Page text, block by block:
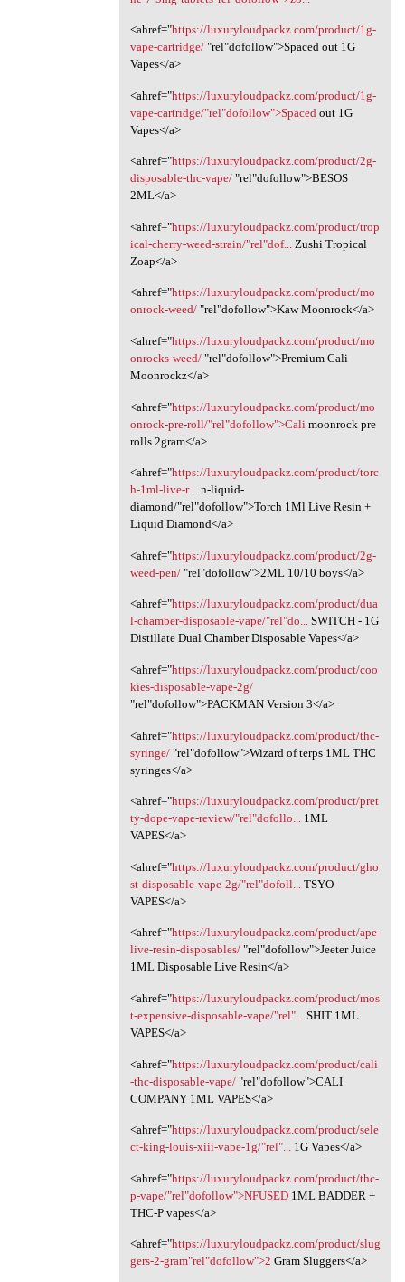
<ahref="https://luxuryloudpackz.com/product/1g-
vape-cartridge/‎"rel"dofollow">Spaced out 1G
Vapes</a>
<ahref="https://luxuryloudpackz.com/product/1g-
vape-cartridge/"rel"dofollow">Spaced out 1G
Vapes</a>
<ahref="https://luxuryloudpackz.com/product/2g-
disposable-thc-vape/‎"rel"dofollow">BESOS
2ML</a>
<ahref="https://luxuryloudpackz.com/product/trop
ical-cherry-weed-strain/"rel"dof...
Zushi Tropical
Zoap</a>
<ahref="https://luxuryloudpackz.com/product/mo
onrock-weed/"rel"dofollow">Kaw Moonrock</a>
<ahref="https://luxuryloudpackz.com/product/mo
onrocks-weed/"rel"dofollow">Premium Cali
Moonrockz</a>
<ahref="https://luxuryloudpackz.com/product/mo
onrock-pre-roll/"rel"dofollow">Cali moonrock pre
rolls 2gram</a>
<ahref="https://luxuryloudpackz.com/product/torc
h-1ml-live-r…n-liquid-
diamond/"rel"dofollow">Torch 1Ml Live Resin +
Liquid Diamond</a>
<ahref="https://luxuryloudpackz.com/product/2g-
weed-pen/‎"rel"dofollow">2ML 10/10 boys</a>
<ahref="https://luxuryloudpackz.com/product/dua
l-chamber-disposable-vape/"rel"do...SWITCH - 1G
Distillate Dual Chamber Disposable Vapes</a>
<ahref="https://luxuryloudpackz.com/product/coo
kies-disposable-vape-2g/
"rel"dofollow">PACKMAN Version 3</a>
<ahref="https://luxuryloudpackz.com/product/thc-
syringe/‎"rel"dofollow">Wizard of terps 1ML THC
syringes</a>
<ahref="https://luxuryloudpackz.com/product/pret
ty-dope-vape-review/"rel"dofollo...1ML
VAPES</a>
<ahref="https://luxuryloudpackz.com/product/gho
st-disposable-vape-2g/"rel"dofoll...
TSYO
VAPES</a>
<ahref="https://luxuryloudpackz.com/product/ape-
live-resin-disposables/‎"rel"dofollow">Jeeter Juice
1ML Disposable Live Resin</a>
<ahref="https://luxuryloudpackz.com/product/mos
t-expensive-disposable-vape/"rel"...SHIT 1ML
VAPES</a>
<ahref="https://luxuryloudpackz.com/product/cali
-thc-disposable-vape/‎"rel"dofollow">CALI
COMPANY 1ML VAPES</a>
<ahref="https://luxuryloudpackz.com/product/sele
ct-king-louis-xiii-vape-1g/"rel"...1G Vapes</a>
<ahref="https://luxuryloudpackz.com/product/thc-
p-vape/"rel"dofollow">NFUSED1ML BADDER +
THC-P vapes</a>
<ahref="https://luxuryloudpackz.com/product/slug
gers-2-gram"rel"dofollow">2 Gram Sluggers</a>